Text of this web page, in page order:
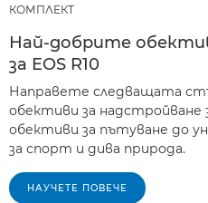
КОМПЛЕКТ
Най-добрите
за EOS R10
Направете следващата
обективи за надстройване
обективи за пътуване до
за спорт и дива природа.
НАУЧЕТЕ ПОВЕЧЕ